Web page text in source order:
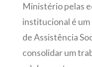
Ministério pelas
institucional é
de Assistência
consolidar um